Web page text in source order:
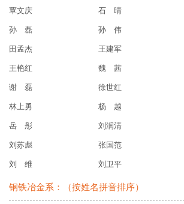
覃文庆 石 晴
孙 磊 孙 伟
田孟杰 王建军
王艳红 魏 茜
谢 磊 徐世红
林上勇 杨 越
岳 彤 刘润清
刘苏彪 张国范
刘 维 刘卫平
钢铁冶金系：（按姓名拼音排序）